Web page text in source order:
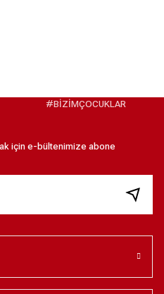
- Mavi XS
#BİZİMÇOCUKLAR
için e-bültenimize abone